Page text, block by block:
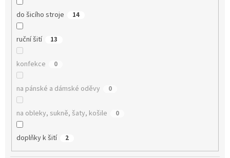
do šicího stroje 14
ruční šití 13
konfekce 0
na pánské a dámské oděvy 0
na obleky, sukně, šaty, košile 0
doplňky k šití 2